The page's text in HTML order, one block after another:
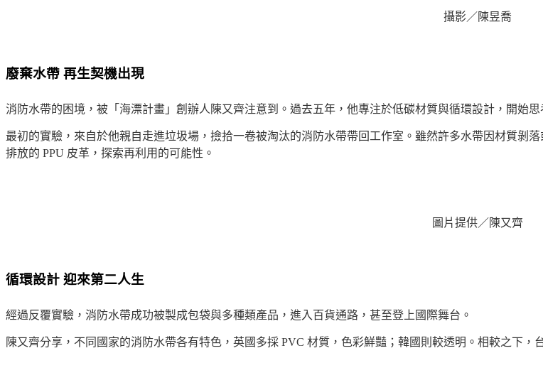
攝影／陳昱喬
廢棄水帶 再生契機出現
消防水帶的困境，被「海漂計畫」創辦人陳又齊注意到。過去五年，他專注於低碳材質與循環設計，開始思
最初的實驗，來自於他親自走進垃圾場，撿拾一卷被淘汰的消防水帶帶回工作室。雖然許多水帶因材質剝
排放的 PPU 皮革，探索再利用的可能性。
圖片提供／陳又齊
循環設計 迎來第二人生
經過反覆實驗，消防水帶成功被製成包袋與多種類產品，進入百貨通路，甚至登上國際舞台。
陳又齊分享，不同國家的消防水帶各有特色，英國多採 PVC 材質，色彩鮮豔；韓國則較透明。相較之下